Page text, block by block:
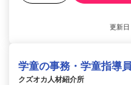
更新
学童の事務・学童指導員
クズオカ人材紹介所